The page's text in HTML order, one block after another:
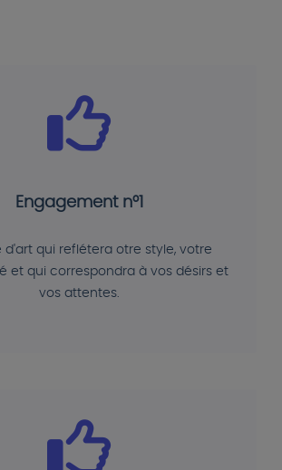
Engagement n°1
d'art qui reflétera otre style, votre
et qui correspondra à vos désirs et
vos attentes.